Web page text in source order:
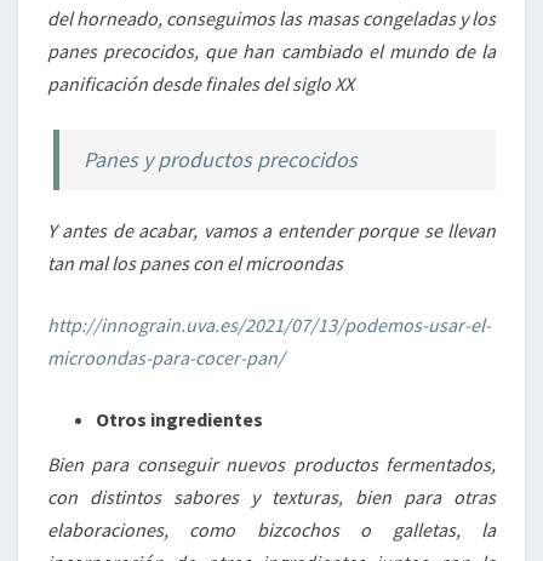
del horneado, conseguimos las masas congeladas y los
panes precocidos, que han cambiado el mundo de la
panificación desde finales del siglo XX
Panes y productos precocidos
Y antes de acabar, vamos a entender porque se llevan
tan mal los panes con el microondas
http://innograin.uva.es/2021/07/13/podemos-usar-el-
microondas-para-cocer-pan/
Otros ingredientes
Bien para conseguir nuevos productos fermentados,
con distintos sabores y texturas, bien para otras
elaboraciones, como bizcochos o galletas, la